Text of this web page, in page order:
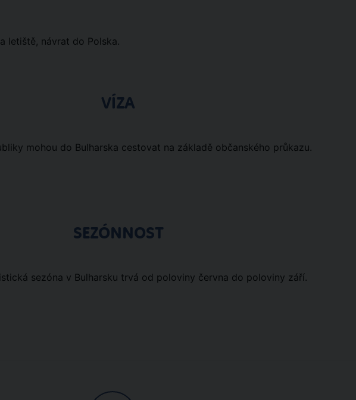
letiště, návrat do Polska.
VÍZA
mohou do Bulharska cestovat na základě občanského průkazu.
SEZÓNNOST
sezóna v Bulharsku trvá od poloviny června do poloviny září.